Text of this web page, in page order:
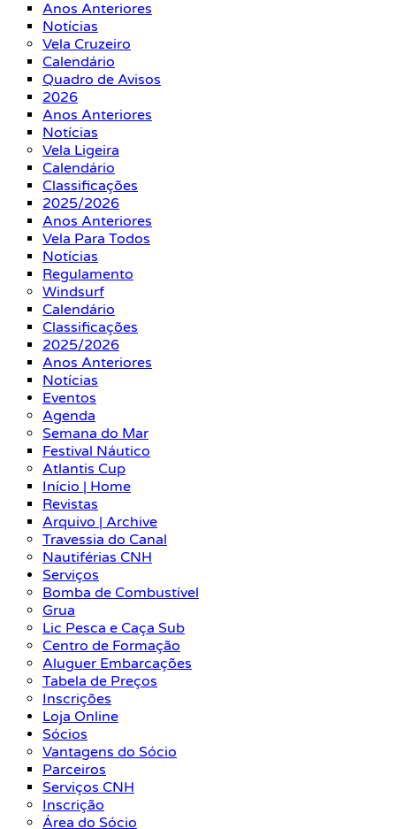
Anos Anteriores
Notícias
Vela Cruzeiro
Calendário
Quadro de Avisos
2026
Anos Anteriores
Notícias
Vela Ligeira
Calendário
Classificações
2025/2026
Anos Anteriores
Vela Para Todos
Notícias
Regulamento
Windsurf
Calendário
Classificações
2025/2026
Anos Anteriores
Notícias
Eventos
Agenda
Semana do Mar
Festival Náutico
Atlantis Cup
Início | Home
Revistas
Arquivo | Archive
Travessia do Canal
Nautiférias CNH
Serviços
Bomba de Combustível
Grua
Lic Pesca e Caça Sub
Centro de Formação
Aluguer Embarcações
Tabela de Preços
Inscrições
Loja Online
Sócios
Vantagens do Sócio
Parceiros
Serviços CNH
Inscrição
Área do Sócio